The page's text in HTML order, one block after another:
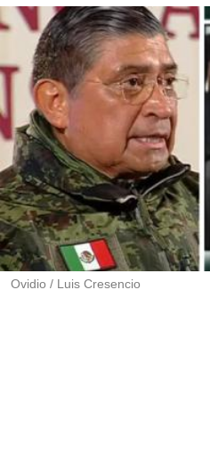
i
o
n
e
s
d
e
c
o
m
p
a
r
t
i
r
r
d
a
r
Ovidio / Luis Cresencio